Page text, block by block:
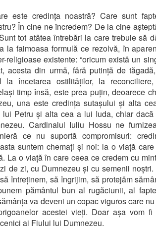
este credința noastră? Care sunt
În cine ne încredem? De la cine
tot atâtea întrebări la care trebuie să
la faimoasa formulă ce rezolvă, în
religioase existente: “oricum există un
acesta din urmă, fără putință de
încetarea ostilităților, la
timp însă, este prea puțin, deoarece
una este credința sutașului și alta
lui Petru și alta cea a lui Iuda, chiar dacă
Cardinalul Iuliu Hossu ne
ce nu suportă compromisuri:
suntem chemați și noi: la o viață
La o viață în care ceea ce credem cu
de zi, cu Dumnezeu și cu semenii noștri.
întreținem, să îngrijim, să protejăm
pământul bun al rugăciunii, al
va deveni un copac viguros care
acestei vieți. Doar așa vom fi
ai Fiului lui Dumnezeu.